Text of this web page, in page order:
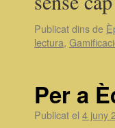
Publicat dins de
lectura,
Per a
Publicat el 4 juny